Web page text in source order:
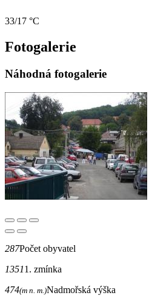
33/17 °C
Fotogalerie
Náhodná fotogalerie
287Počet obyvatel
13511. zmínka
474(m n. m.)Nadmořská výška